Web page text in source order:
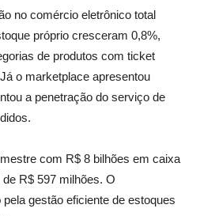
no comércio eletrônico total
próprio cresceram 0,8%,
de produtos com ticket
o marketplace apresentou
a penetração do serviço de
com R$ 8 bilhões em caixa
R$ 597 milhões. O
gestão eficiente de estoques